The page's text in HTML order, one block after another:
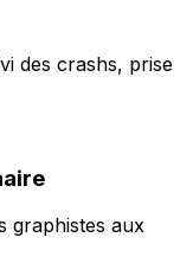
des crashs, prise
graphistes aux